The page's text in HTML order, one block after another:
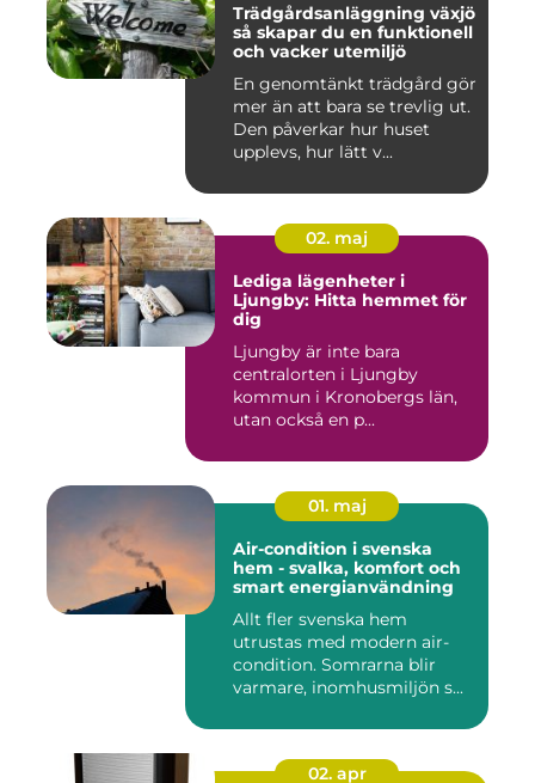
Trädgårdsanläggning växjö
så skapar du en funktionell
och vacker utemiljö
En genomtänkt trädgård gör
mer än att bara se trevlig ut.
Den påverkar hur huset
upplevs, hur lätt v...
02. maj
Lediga lägenheter i
Ljungby: Hitta hemmet för
dig
Ljungby är inte bara
centralorten i Ljungby
kommun i Kronobergs län,
utan också en p...
01. maj
Air-condition i svenska
hem - svalka, komfort och
smart energianvändning
Allt fler svenska hem
utrustas med modern air-
condition. Somrarna blir
varmare, inomhusmiljön s...
02. apr